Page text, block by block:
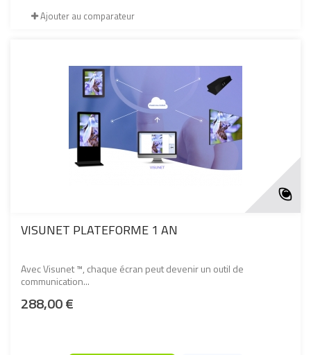
Ajouter au comparateur
VISUNET PLATEFORME 1 AN
Avec Visunet ™, chaque écran peut devenir un outil de
communication...
288,00 €